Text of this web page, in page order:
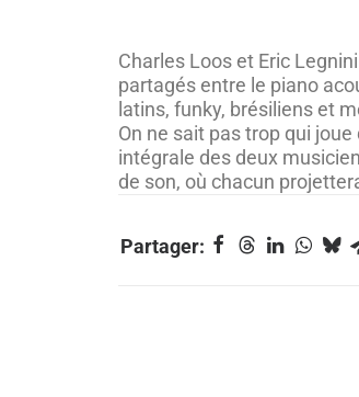
Charles Loos et Eric
partagés entre le piano
latins, funky, brésiliens et
On ne sait pas trop qui
intégrale des deux
de son, où chacun